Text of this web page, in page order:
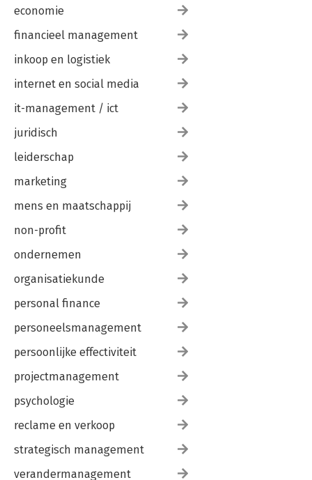
economie
financieel management
inkoop en logistiek
internet en social media
it-management / ict
juridisch
leiderschap
marketing
mens en maatschappij
non-profit
ondernemen
organisatiekunde
personal finance
personeelsmanagement
persoonlijke effectiviteit
projectmanagement
psychologie
reclame en verkoop
strategisch management
verandermanagement